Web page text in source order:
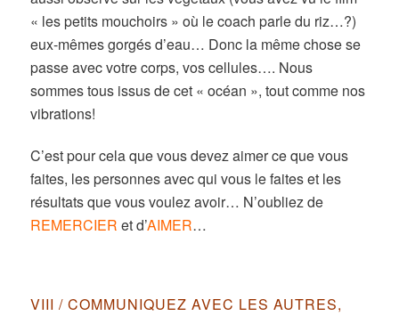
« les petits mouchoirs » où le coach parle du riz…?)
eux-mêmes gorgés d’eau… Donc la même chose se
passe avec votre corps, vos cellules…. Nous
sommes tous issus de cet « océan », tout comme nos
vibrations!
C’est pour cela que vous devez aimer ce que vous
faites, les personnes avec qui vous le faites et les
résultats que vous voulez avoir… N’oubliez de
REMERCIER et d’AIMER…
VIII / COMMUNIQUEZ AVEC LES AUTRES,